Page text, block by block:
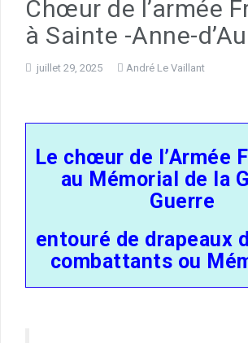
Chœur de l’armée
à Sainte -Anne-
juillet 29, 2025 André Le Vaillant
Le chœur de l’Armée
au Mémorial de la
Guerre
entouré de drapeaux
combattants ou